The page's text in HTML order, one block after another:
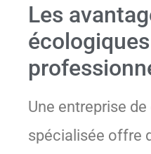
Les
Une entreprise
spécialisée offre